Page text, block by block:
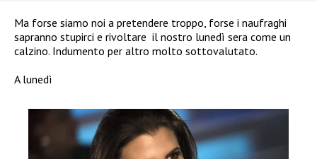
Ma forse siamo noi a pretendere troppo, forse i naufraghi
sapranno stupirci e rivoltare il nostro lunedì sera come un
calzino. Indumento per altro molto sottovalutato.
A lunedì